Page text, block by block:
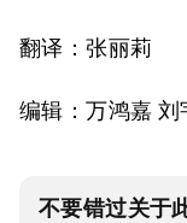
翻译：张丽莉
编辑：万鸿嘉 刘
不要错过关于